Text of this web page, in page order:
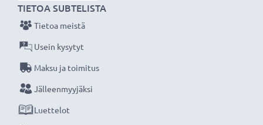
Materiaali:Muovi
Muoto:Kukka- / Tulppaani- / Terälehti-
- Vastavalosuoja Kukka- / Tulppaani- / Terälehti-
Bajonetti tuotemerkiltä CELLONIC 3 vuoden
takuulla!
TIETOA SUBTELISTA
Tietoa meistä
Usein kysytyt
Maksu ja toimitus
Jälleenmyyjäksi
Luettelot